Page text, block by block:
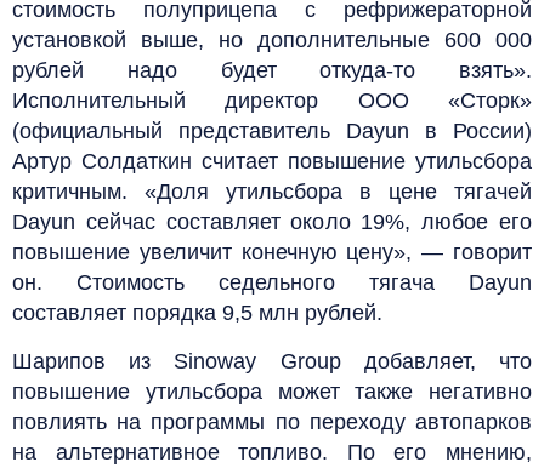
стоимость полуприцепа с рефрижераторной
установкой выше, но дополнительные 600 000
рублей надо будет откуда-то взять».
Исполнительный директор ООО «Сторк»
(официальный представитель Dayun в России)
Артур Солдаткин считает повышение утильсбора
критичным. «Доля утильсбора в цене тягачей
Dayun сейчас составляет около 19%, любое его
повышение увеличит конечную цену», — говорит
он. Стоимость седельного тягача Dayun
составляет порядка 9,5 млн рублей.
Шарипов из Sinoway Group добавляет, что
повышение утильсбора может также негативно
повлиять на программы по переходу автопарков
на альтернативное топливо. По его мнению,